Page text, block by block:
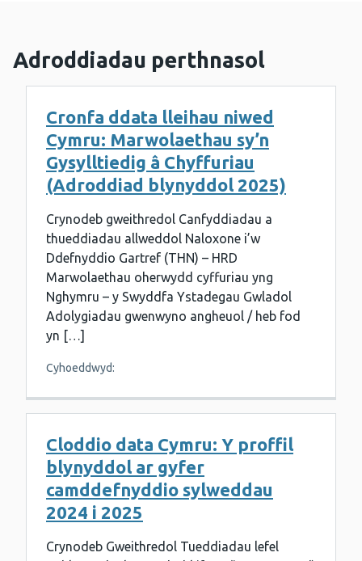
Adroddiadau perthnasol
Cronfa ddata lleihau niwed
Cymru: Marwolaethau sy’n
Gysylltiedig â Chyffuriau
(Adroddiad blynyddol 2025)
Crynodeb gweithredol Canfyddiadau a
thueddiadau allweddol Naloxone i’w
Ddefnyddio Gartref (THN) – HRD
Marwolaethau oherwydd cyffuriau yng
Nghymru – y Swyddfa Ystadegau Gwladol
Adolygiadau gwenwyno angheuol / heb fod
yn […]
Cyhoeddwyd:
Cloddio data Cymru: Y proffil
blynyddol ar gyfer
camddefnyddio sylweddau
2024 i 2025
Crynodeb Gweithredol Tueddiadau lefel